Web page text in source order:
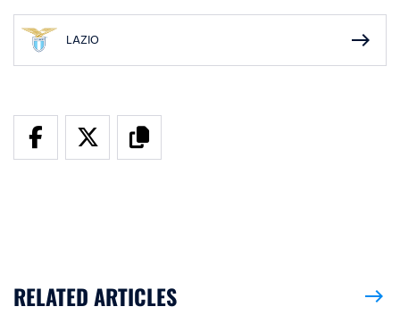
LAZIO east
RELATED ARTICLES east